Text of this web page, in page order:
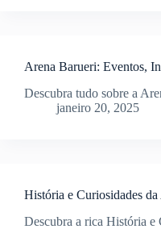
Arena Barueri: Eventos,
Descubra tudo sobre a
janeiro 20, 2025
História e Curiosidades
Descubra a rica História e